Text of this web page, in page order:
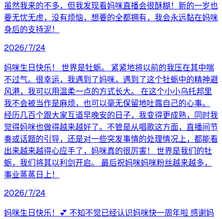
虽然我来的不多，但我发现看妈咪直播会很酥糊！新的一岁也
要无忧无虑，没有烦恼，想要的全都拥有，我会永远黏在妈咪
身后的支持泥！
2026/7/24
妈咪生日快乐！ 世界是牡蛎。 紧紧地将以前的我压在其中喘
不过气。很幸运，我遇到了妈咪，遇到了这个牡蛎中的精神避
风港，我可以用温柔一点的方式长大。 在这个小小乌托邦里
我不会被当作是麻烦，也可以毫无保留地吐露自己的心事。
经历几百个跟大家互道早晚安的日子，我变得更成熟，同时我
觉得妈咪也做得越来越好了。不管是从唱歌这方面，直播间节
奏或话题的引导，还是对一些突发事情的处理情况上，都能看
出来越来越得心应手了，妈咪真的很厉害！ 世界是我们的牡
蛎，我们将其以利剑开启。 最后祝妈咪妈咪粉丝越来越多，
事业蒸蒸日上！
2026/7/24
妈咪生日快乐！💕 不知不觉已经认识妈咪快一周年啦 感谢妈